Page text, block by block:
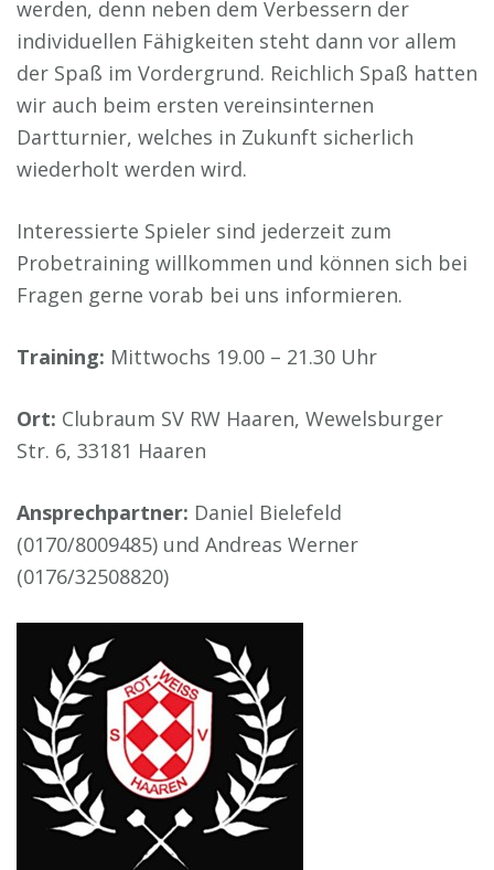
werden, denn neben dem Verbessern der
individuellen Fähigkeiten steht dann vor allem
der Spaß im Vordergrund. Reichlich Spaß hatten
wir auch beim ersten vereinsinternen
Dartturnier, welches in Zukunft sicherlich
wiederholt werden wird.
Interessierte Spieler sind jederzeit zum
Probetraining willkommen und können sich bei
Fragen gerne vorab bei uns informieren.
Training: Mittwochs 19.00 – 21.30 Uhr
Ort: Clubraum SV RW Haaren, Wewelsburger
Str. 6, 33181 Haaren
Ansprechpartner: Daniel Bielefeld
(0170/8009485) und Andreas Werner
(0176/32508820)